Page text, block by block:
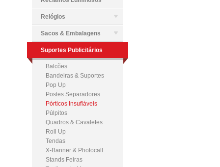
Relógios
Sacos & Embalagens
Suportes Publicitários
Balcões
Bandeiras & Suportes
Pop Up
Postes Separadores
Pórticos Insufláveis
Púlpitos
Quadros & Cavaletes
Roll Up
Tendas
X-Banner & Photocall
Stands Feiras